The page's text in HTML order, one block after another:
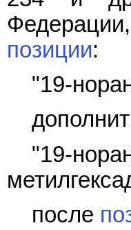
позиции:
"19-
"19-
после